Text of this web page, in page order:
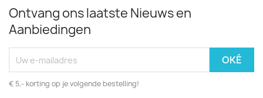
Ontvang ons laatste Nieuws en
Aanbiedingen
€ 5,- korting op je volgende bestelling!